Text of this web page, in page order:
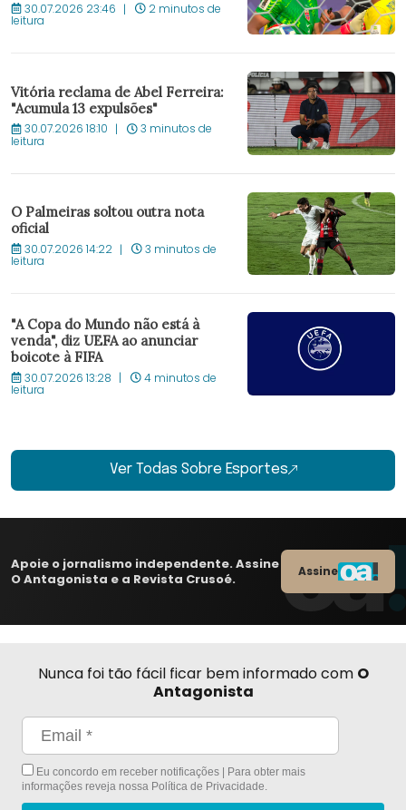
30.07.2026 23:46 2 minutos de
leitura
Vitória reclama de Abel Ferreira:
"Acumula 13 expulsões"
30.07.2026 18:10 3 minutos de
leitura
O Palmeiras soltou outra nota
oficial
30.07.2026 14:22 3 minutos de
leitura
"A Copa do Mundo não está à
venda", diz UEFA ao anunciar
boicote à FIFA
30.07.2026 13:28 4 minutos de
leitura
Ver Todas Sobre Esportes
Apoie o jornalismo independente. Assine
O Antagonista e a Revista Crusoé.
Assine
Nunca foi tão fácil ficar bem informado com O
Antagonista
Eu concordo em receber notificações | Para obter mais
informações reveja nossa Política de Privacidade.